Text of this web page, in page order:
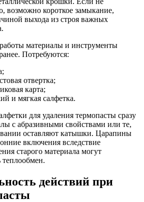
возможно короткое замыкание,
выхода из строя важных
материалы и инструменты
Потребуются:
отвертка;
карта;
и мягкая салфетка.
для удаления термопасты сразу
с абразивными свойствами или те,
оставляют катышки. Царапины
включения вследствие
старого материала могут
теплообмен.
действий при